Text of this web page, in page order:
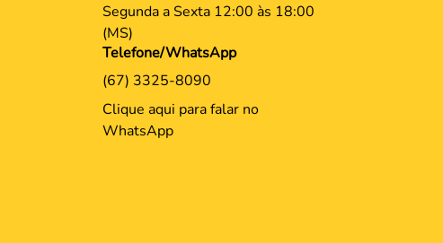
Segunda a Sexta 12:00 às 18:00
(MS)
Telefone/WhatsApp
(67) 3325-8090
Clique aqui para falar no
WhatsApp